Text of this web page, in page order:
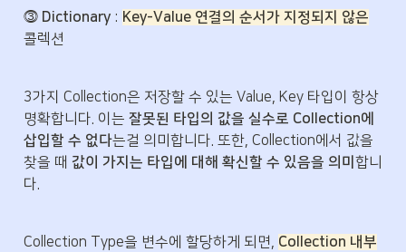
⓷ Dictionary : Key-Value 연결의 순서가 지정되지 않은
콜렉션
3가지 Collection은 저장할 수 있는 Value, Key 타입이 항상
명확합니다. 이는 잘못된 타입의 값을 실수로 Collection에
삽입할 수 없다는걸 의미합니다. 또한, Collection에서 값을
찾을 때 값이 가지는 타입에 대해 확신할 수 있음을 의미 합니
다.
Collection Type을 변수에 할당하게 되면, Collection 내부